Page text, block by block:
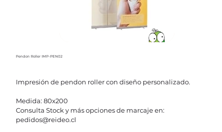
Pendon Roller IMP-PEN02
Impresión de pendon roller con diseño personalizado.
Medida: 80x200
Consulta Stock y más opciones de marcaje en:
pedidos@reideo.cl